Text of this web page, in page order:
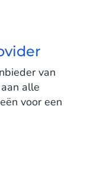
van
alle
voor een